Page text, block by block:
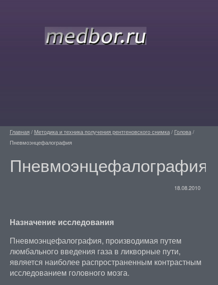
Главная / Методика и техника получения рентгеновского снимка/ Голова/
Пневмоэнцефалография
Пневмоэнцефалография
18.08.2010
Назначение исследования
Пневмоэнцефалография, производимая путем
люмбального введения газа в ликворные пути,
является наиболее распространенным контрастным
исследованием головного мозга.